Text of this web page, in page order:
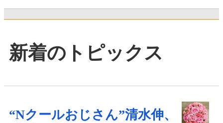
新着のトピックス
“Nクールおじさん”清水伸、